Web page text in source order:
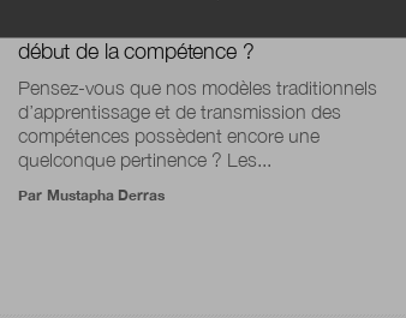
début de la compétence ?
Pensez-vous que nos modèles traditionnels
d’apprentissage et de transmission des
compétences possèdent encore une
quelconque pertinence ? Les...
Par Mustapha Derras